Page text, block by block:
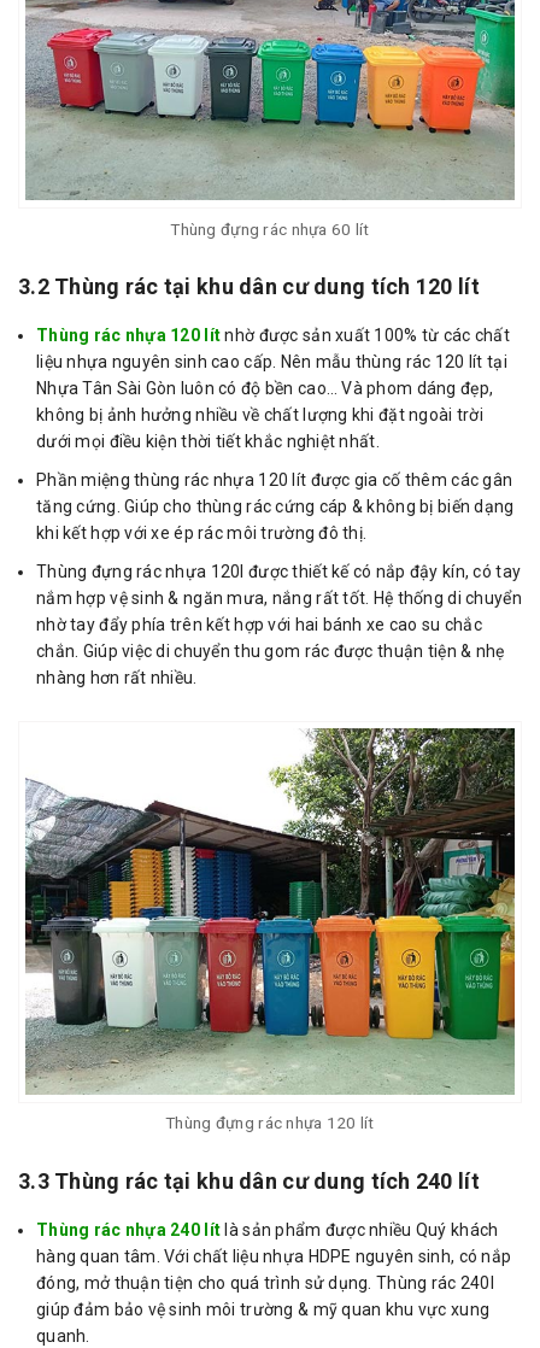
Thùng đựng rác nhựa 60 lít
3.2 Thùng rác tại khu dân cư dung tích 120 lít
Thùng rác nhựa 120 lítnhờ được sản xuất 100% từ các chất
liệu nhựa nguyên sinh cao cấp. Nên mẫu thùng rác 120 lít tại
Nhựa Tân Sài Gòn luôn có độ bền cao… Và phom dáng đẹp,
không bị ảnh hưởng nhiều về chất lượng khi đặt ngoài trời
dưới mọi điều kiện thời tiết khắc nghiệt nhất.
Phần miệng thùng rác nhựa 120 lít được gia cố thêm các gân
tăng cứng. Giúp cho thùng rác cứng cáp & không bị biến dạng
khi kết hợp với xe ép rác môi trường đô thị.
Thùng đựng rác nhựa 120l được thiết kế có nắp đậy kín, có tay
nắm hợp vệ sinh & ngăn mưa, nắng rất tốt. Hệ thống di chuyển
nhờ tay đẩy phía trên kết hợp với hai bánh xe cao su chắc
chắn. Giúp việc di chuyển thu gom rác được thuận tiện & nhẹ
nhàng hơn rất nhiều.
Thùng đựng rác nhựa 120 lít
3.3 Thùng rác tại khu dân cư dung tích 240 lít
Thùng rác nhựa 240 lít là sản phẩm được nhiều Quý khách
hàng quan tâm. Với chất liệu nhựa HDPE nguyên sinh, có nắp
đóng, mở thuận tiện cho quá trình sử dụng. Thùng rác 240l
giúp đảm bảo vệ sinh môi trường & mỹ quan khu vực xung
quanh.